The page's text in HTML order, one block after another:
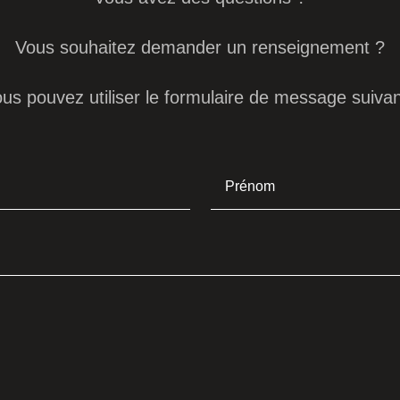
Vous souhaitez demander un renseignement ?
pouvez utiliser le formulaire de message